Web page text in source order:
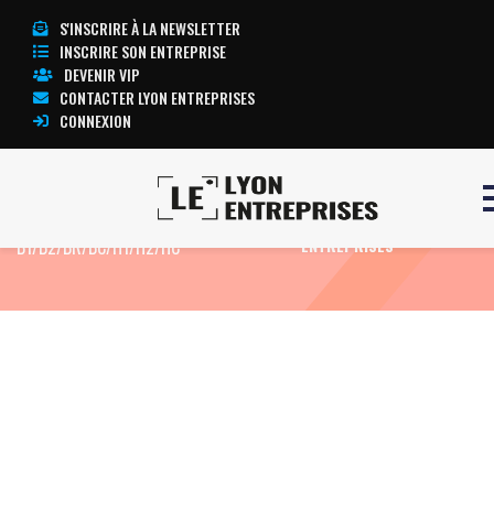
S'INSCRIRE À LA NEWSLETTER
INSCRIRE SON ENTREPRISE
DEVENIR VIP
CONTACTER LYON ENTREPRISES
CONNEXION
Formation Electricien confirmé
B1/B2/BR/BC/H1/H2/HC
TOUTE L’ACTUALITÉ LYON
ENTREPRISES